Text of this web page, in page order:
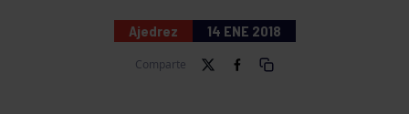
Ajedrez 14 ENE 2018
Comparte